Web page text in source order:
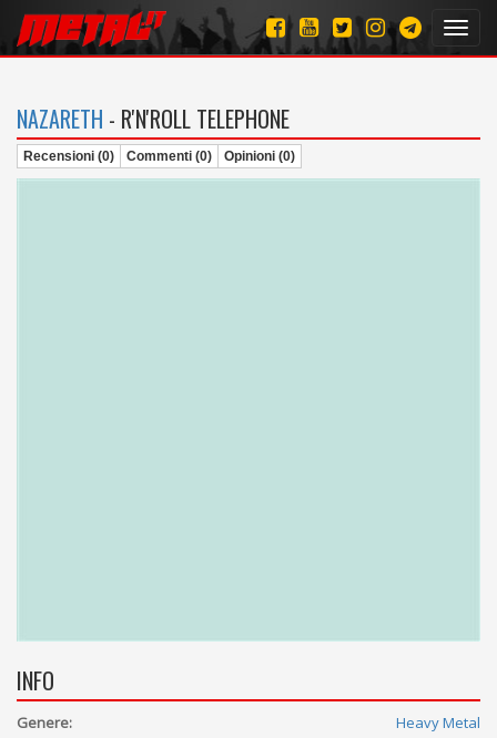
NAZARETH - R'N'ROLL TELEPHONE
Recensioni (0) Commenti (0) Opinioni (0)
INFO
Genere:
Heavy Metal